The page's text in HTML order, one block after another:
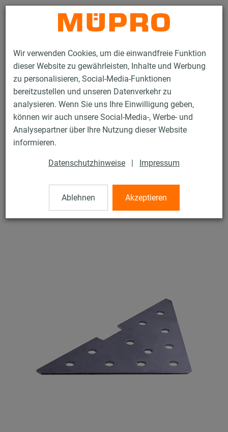
Wir verwenden Cookies, um die einwandfreie Funktion
dieser Website zu gewährleisten, Inhalte und Werbung
zu personalisieren, Social-Media-Funktionen
bereitzustellen und unseren Datenverkehr zu
analysieren. Wenn Sie uns Ihre Einwilligung geben,
können wir auch unsere Social-Media-, Werbe- und
Analysepartner über Ihre Nutzung dieser Website
informieren.
Datenschutzhinweise | Impressum
Ablehnen Akzeptieren
Kontakt
Produkte Befestigungstechnik Installationsschienen Stützwinkel
79 / 119
Stützwinkel
MPC/MPR-Stützwinkel für Profile 38/24-40/120, 41/21-
41/124, verzinkt